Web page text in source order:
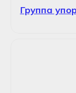
Группа